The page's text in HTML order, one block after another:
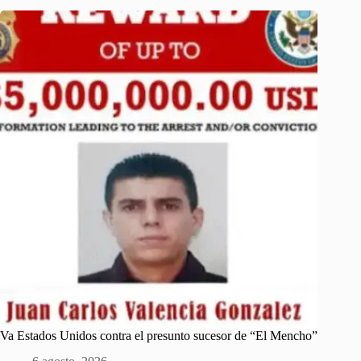
Va Estados Unidos contra el presunto sucesor de “El Mencho”